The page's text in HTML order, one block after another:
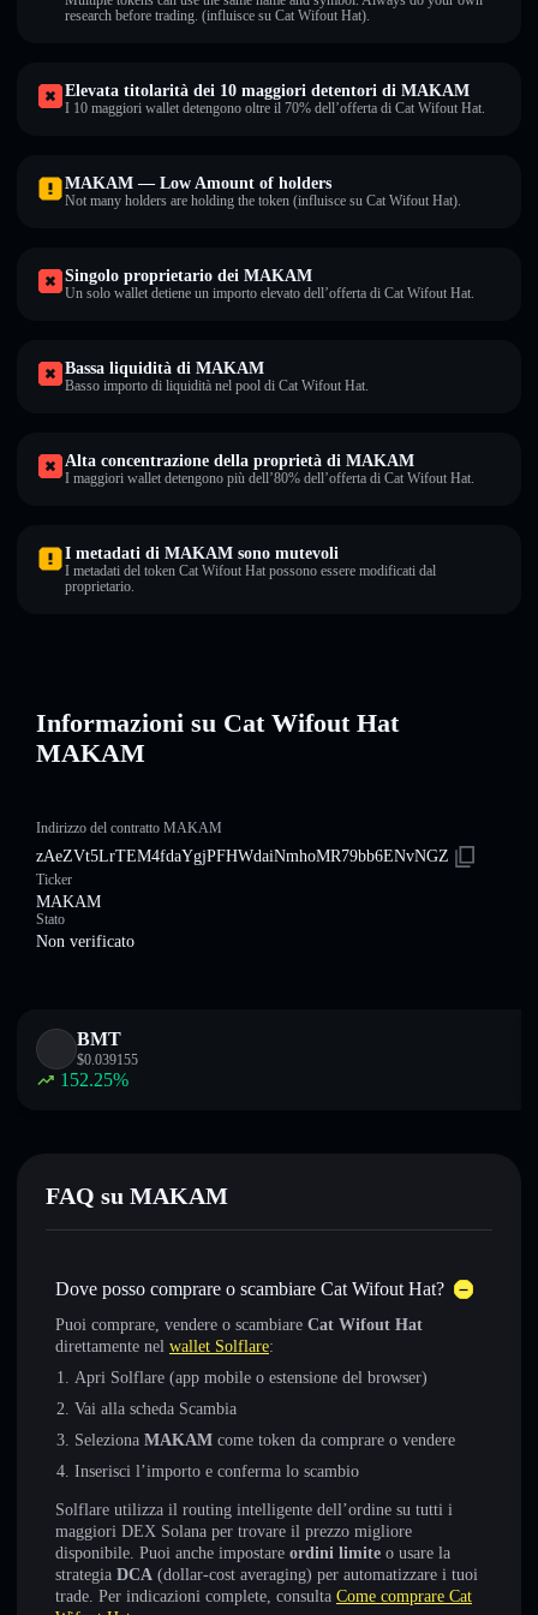
research before trading. (influisce su Cat Wifout Hat).
Elevata titolarità dei 10 maggiori detentori di MAKAM
I 10 maggiori wallet detengono oltre il 70% dell’offerta di Cat Wifout Hat.
MAKAM — Low Amount of holders
Not many holders are holding the token (influisce su Cat Wifout Hat).
Singolo proprietario dei MAKAM
Un solo wallet detiene un importo elevato dell’offerta di Cat Wifout Hat.
Bassa liquidità di MAKAM
Basso importo di liquidità nel pool di Cat Wifout Hat.
Alta concentrazione della proprietà di MAKAM
I maggiori wallet detengono più dell’80% dell’offerta di Cat Wifout Hat.
I metadati di MAKAM sono mutevoli
I metadati del token Cat Wifout Hat possono essere modificati dal
proprietario.
Informazioni su Cat Wifout Hat
MAKAM
Indirizzo del contratto MAKAM
zAeZVt5LrTEM4fdaYgjPFHWdaiNmhoMR79bb6ENvNGZ
Ticker
MAKAM
Stato
Non verificato
BMT
$0.039155
152.25%
FAQ su MAKAM
Dove posso comprare o scambiare Cat Wifout Hat?
Puoi comprare, vendere o scambiare Cat Wifout Hat
direttamente nel wallet Solflare:
Apri Solflare (app mobile o estensione del browser)
Vai alla scheda Scambia
Seleziona MAKAM come token da comprare o vendere
Inserisci l’importo e conferma lo scambio
Solflare utilizza il routing intelligente dell’ordine su tutti i
maggiori DEX Solana per trovare il prezzo migliore
disponibile. Puoi anche impostare ordini limite o usare la
strategia DCA (dollar-cost averaging) per automatizzare i tuoi
trade. Per indicazioni complete, consulta Come comprare Cat